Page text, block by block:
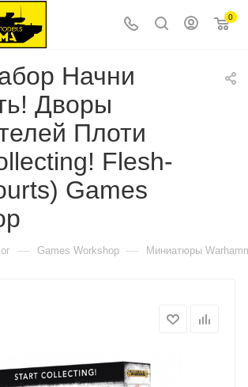
0
Начни
Дворы
Плоти
Flesh-
Games
— Games Workshop — Миниатюры